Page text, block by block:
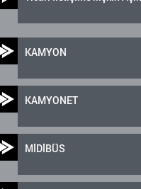
KAMYON
KAMYONET
MİDİBÜS